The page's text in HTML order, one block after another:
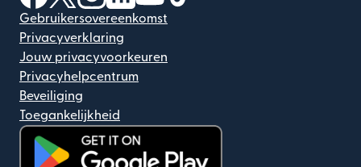
Gebruikersovereenkomst
Privacyverklaring
Jouw privacyvoorkeuren
Privacyhelpcentrum
Beveiliging
Toegankelijkheid